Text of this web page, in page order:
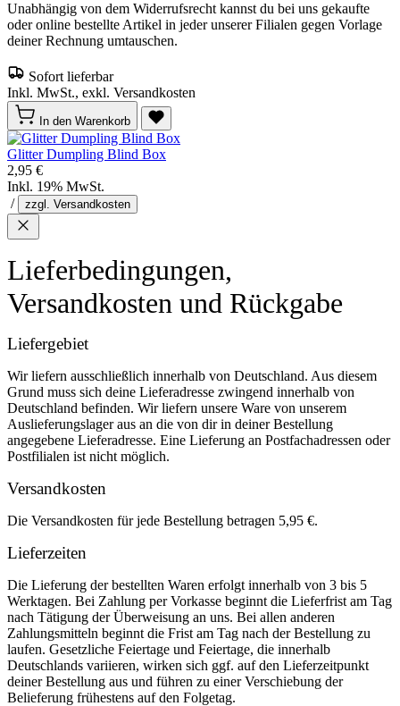
Unabhängig von dem Widerrufsrecht kannst du bei uns gekaufte
oder online bestellte Artikel in jeder unserer Filialen gegen Vorlage
deiner Rechnung umtauschen.
Sofort lieferbar
Inkl. MwSt., exkl. Versandkosten
In den Warenkorb
Glitter Dumpling Blind Box
2,95 €
Inkl. 19% MwSt.
/
zzgl. Versandkosten
Lieferbedingungen,
Versandkosten und Rückgabe
Liefergebiet
Wir liefern ausschließlich innerhalb von Deutschland. Aus diesem
Grund muss sich deine Lieferadresse zwingend innerhalb von
Deutschland befinden. Wir liefern unsere Ware von unserem
Auslieferungslager aus an die von dir in deiner Bestellung
angegebene Lieferadresse. Eine Lieferung an Postfachadressen oder
Postfilialen ist nicht möglich.
Versandkosten
Die Versandkosten für jede Bestellung betragen 5,95 €.
Lieferzeiten
Die Lieferung der bestellten Waren erfolgt innerhalb von 3 bis 5
Werktagen. Bei Zahlung per Vorkasse beginnt die Lieferfrist am Tag
nach Tätigung der Überweisung an uns. Bei allen anderen
Zahlungsmitteln beginnt die Frist am Tag nach der Bestellung zu
laufen. Gesetzliche Feiertage und Feiertage, die innerhalb
Deutschlands variieren, wirken sich ggf. auf den Lieferzeitpunkt
deiner Bestellung aus und führen zu einer Verschiebung der
Belieferung frühestens auf den Folgetag.